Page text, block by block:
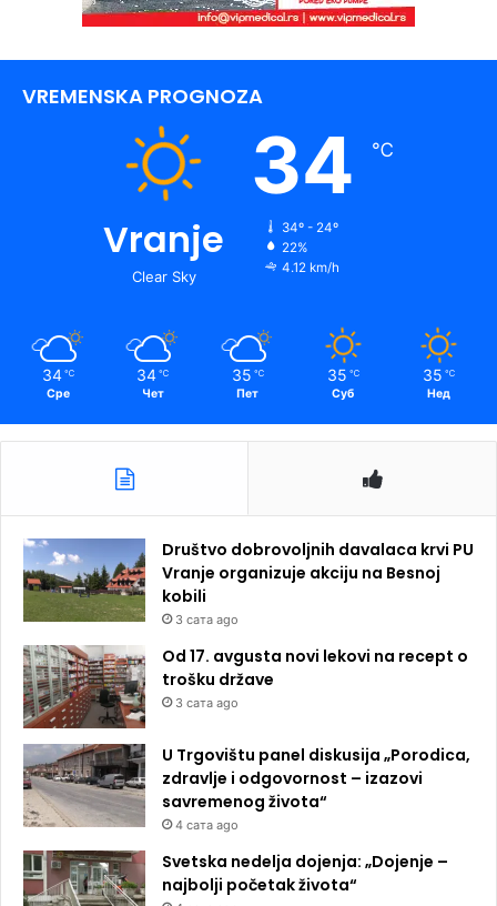
VREMENSKA PROGNOZA
Vranje
Clear Sky
34 ℃
34º - 24º
22%
4.12 km/h
34 ℃
Сре
34 ℃
Чет
35 ℃
Пет
35 ℃
Суб
35 ℃
Нед
Društvo dobrovoljnih davalaca krvi PU
Vranje organizuje akciju na Besnoj
kobili
3 сата ago
Od 17. avgusta novi lekovi na recept o
trošku države
3 сата ago
U Trgovištu panel diskusija „Porodica,
zdravlje i odgovornost – izazovi
savremenog života“
4 сата ago
Svetska nedelja dojenja: „Dojenje –
najbolji početak života“